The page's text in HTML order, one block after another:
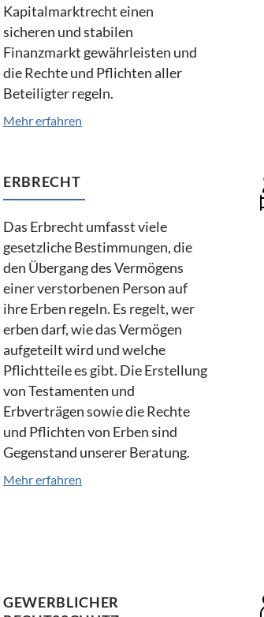
Kapitalmarktrecht einen
sicheren und stabilen
Finanzmarkt gewährleisten und
die Rechte und Pflichten aller
Beteiligter regeln.
Mehr erfahren
ERBRECHT
Das Erbrecht umfasst viele
gesetzliche Bestimmungen, die
den Übergang des Vermögens
einer verstorbenen Person auf
ihre Erben regeln. Es regelt, wer
erben darf, wie das Vermögen
aufgeteilt wird und welche
Pflichtteile es gibt. Die Erstellung
von Testamenten und
Erbverträgen sowie die Rechte
und Pflichten von Erben sind
Gegenstand unserer Beratung.
Mehr erfahren
GEWERBLICHER